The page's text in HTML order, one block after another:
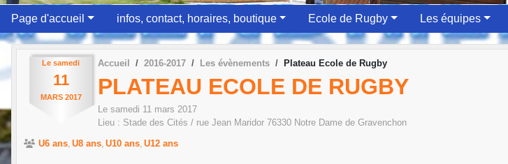
Page d'accueil infos, contact, horaires, boutique Ecole de Rugby Les équipes
Le samedi
11
MARS 2017
Accueil 2016-2017 Les évènements Plateau Ecole de Rugby
PLATEAU ECOLE DE RUGBY
Le samedi 11 mars 2017
Lieu : Stade des Cités / rue Jean Maridor 76330 Notre Dame de Gravenchon
U6 ans U8 ans U10 ans U12 ans